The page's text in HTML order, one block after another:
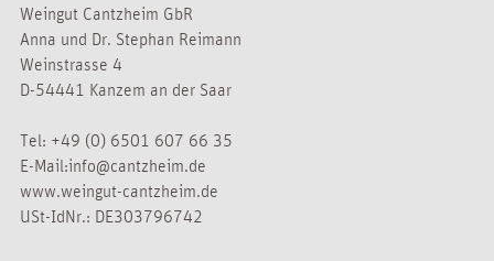
Weingut Cantzheim GbR
Anna und Dr. Stephan Reimann
Weinstrasse 4
D-54441 Kanzem an der Saar
Tel: +49 (0) 6501 607 66 35
E-Mail:info@cantzheim.de
www.weingut-cantzheim.de
USt-IdNr.: DE303796742